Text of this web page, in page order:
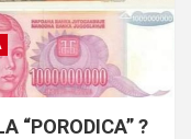
“PORODICA” ?